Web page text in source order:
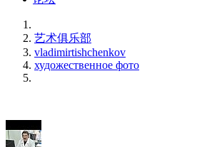
艺术俱乐部
vladimirtishchenkov
художественное фото